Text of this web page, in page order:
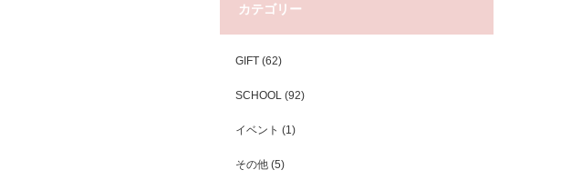
カテゴリー
GIFT (62)
SCHOOL (92)
イベント (1)
その他 (5)